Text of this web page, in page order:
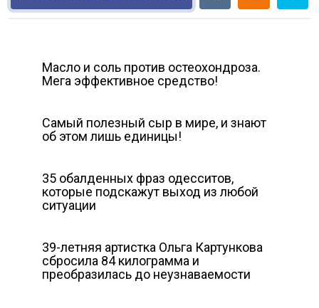
Масло и соль против остеохондроза.
Мега эффективное средство!
Самый полезный сыр в мире, и знают
об этом лишь единицы!
35 обалденных фраз одесситов,
которые подскажут выход из любой
ситуации
39-летняя артистка Ольга Картункова
сбросила 84 килограмма и
преобразилась до неузнаваемости